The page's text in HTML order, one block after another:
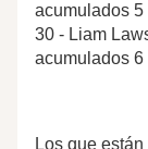
acumulados 5
30 - Liam
acumulados 6
Los que